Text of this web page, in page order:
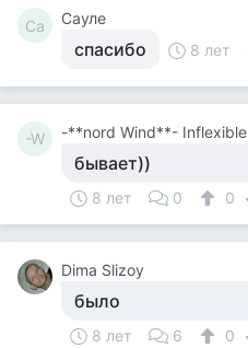
Са Сауле
спасибо 8 лет
-W -**nord Wind**- Inflexible
бывает))
8 лет 0 0
Dima Slizoy
было
8 лет 6 0